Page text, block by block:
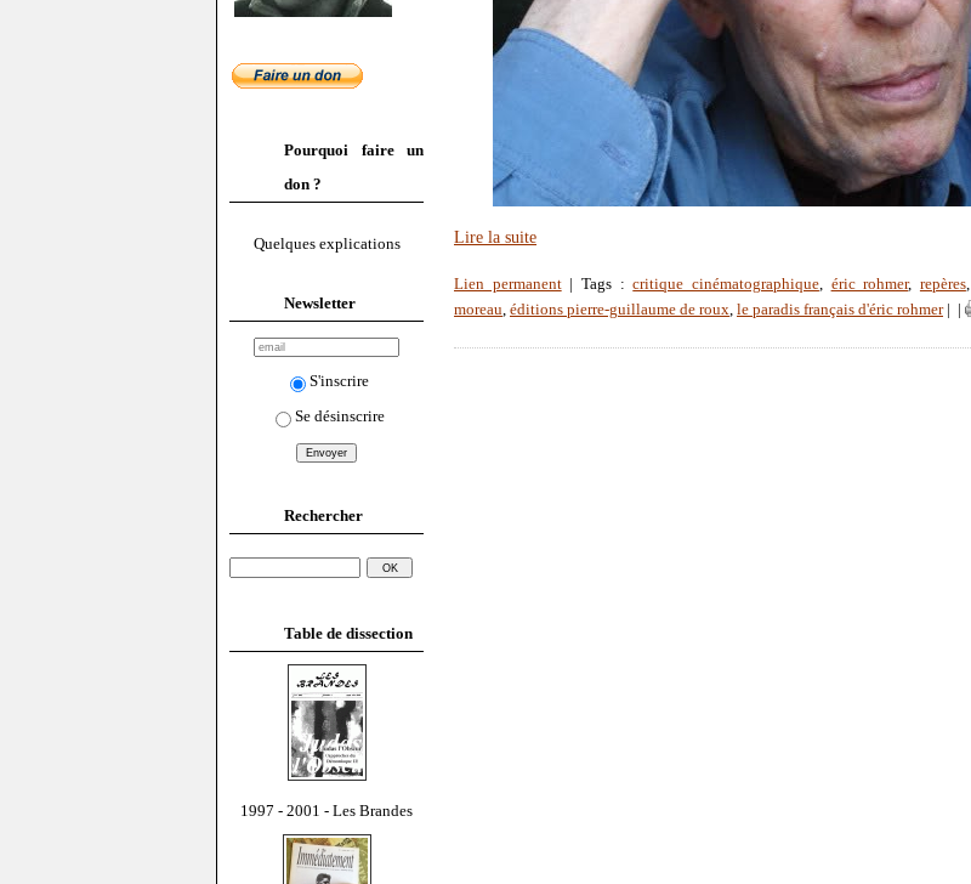
Pourquoi faire un
don ?
Quelques explications
Newsletter
S'inscrire
Se désinscrire
Rechercher
Table de dissection
1997 - 2001 - Les Brandes
Lire la suite
Lien permanent| Tags :critique cinématographique, éric rohmer, repères,
moreau, éditions pierre-guillaume de roux, le paradis français d'éric rohmer|